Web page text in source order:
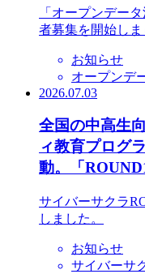
「オープンデー
者募集を開始しま
お知らせ
オープンデ
2026.07.03
全国の中高生
ィ教育プログ
動。「
サイバーサクラ
しました。
お知らせ
サイバーサ